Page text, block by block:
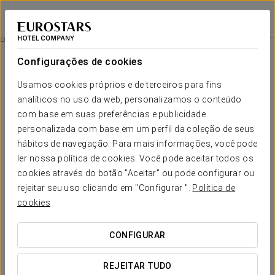
Configurações de cookies
Usamos cookies próprios e de terceiros para fins
analíticos no uso da web, personalizamos o conteúdo
com base em suas preferências e publicidade
personalizada com base em um perfil da coleção de seus
hábitos de navegação. Para mais informações, você pode
ler nossa política de cookies. Você pode aceitar todos os
cookies através do botão "Aceitar" ou pode configurar ou
rejeitar seu uso clicando em "Configurar ". Política de
cookies
CONFIGURAR
REJEITAR TUDO
Áurea Catedral
GRANADA
Áurea Signature Experience
10€ por pessoa
Áurea Signature Experience
Desfrute da sua estadia no nosso hotel com uma
gastronomia de Granada, no pátio ou no bar do hotel.